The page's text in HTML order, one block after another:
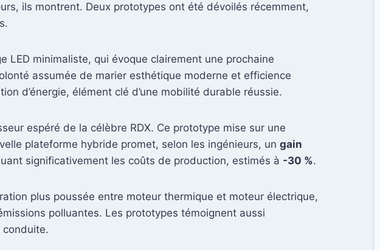
ils montrent. Deux prototypes ont été dévoilés récemment,
minimaliste, qui évoque clairement une prochaine
assumée de marier esthétique moderne et efficience
d’énergie, élément clé d’une mobilité durable réussie.
espéré de la célèbre RDX. Ce prototype mise sur une
plateforme hybride promet, selon les ingénieurs, un gain
significativement les coûts de production, estimés à -30 %.
plus poussée entre moteur thermique et moteur électrique,
polluantes. Les prototypes témoignent aussi
conduite.